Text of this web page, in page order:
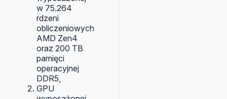
w 75.264
rdzeni
obliczeniowych
AMD Zen4
oraz 200 TB
pamięci
operacyjnej
DDR5,
GPU